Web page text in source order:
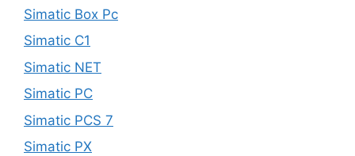
Simatic Box Pc
Simatic C1
Simatic NET
Simatic PC
Simatic PCS 7
Simatic PX